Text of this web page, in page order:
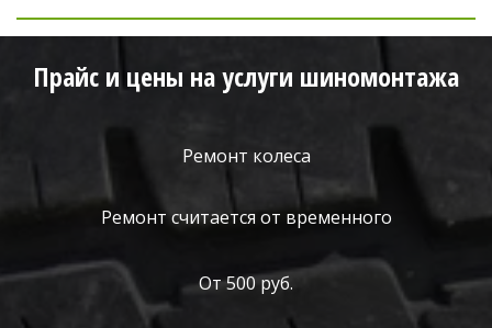
Прайс и цены на услуги шиномонтажа
Ремонт колеса
Ремонт считается от временного
От 500 руб.